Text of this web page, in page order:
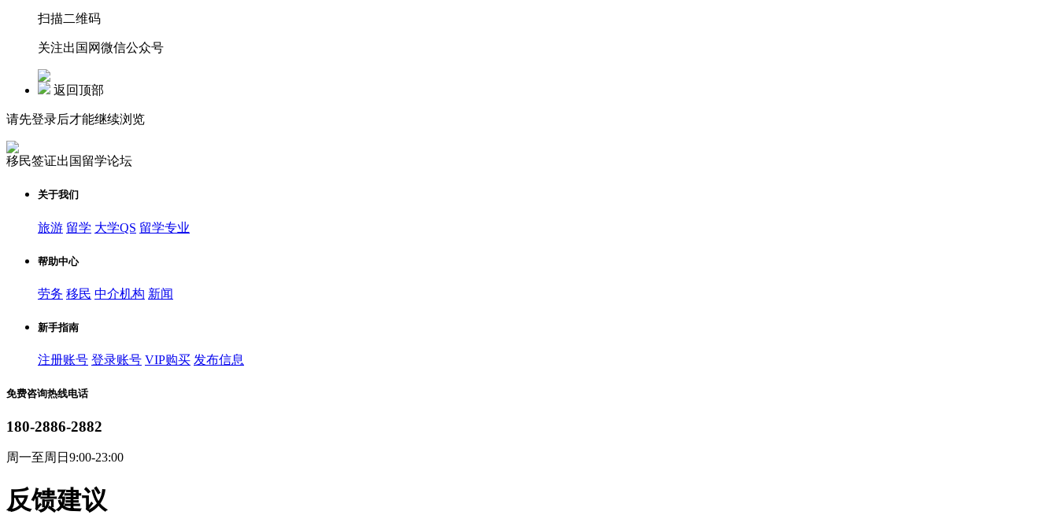
扫描二维码
关注出国网微信公众号
返回顶部
请先登录后才能继续浏览
移民签证出国留学论坛
关于我们
旅游 留学 大学QS 留学专业
帮助中心
劳务 移民 中介机构 新闻
新手指南
注册账号 登录账号 VIP购买 发布信息
免费咨询热线电话
180-2886-2882
周一至周日9:00-23:00
反馈建议